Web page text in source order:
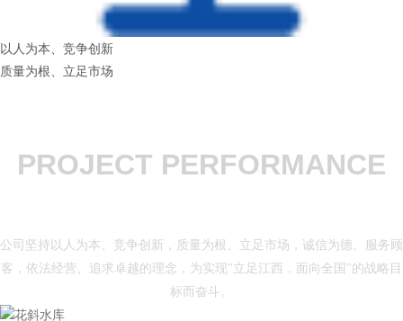
以人为本、竞争创新
质量为根、立足市场
PROJECT PERFORMANCE
公司坚持以人为本、竞争创新，质量为根、立足市场，诚信为德、服务顾
客，依法经营、追求卓越的理念，为实现"立足江西，面向全国"的战略目
标而奋斗。